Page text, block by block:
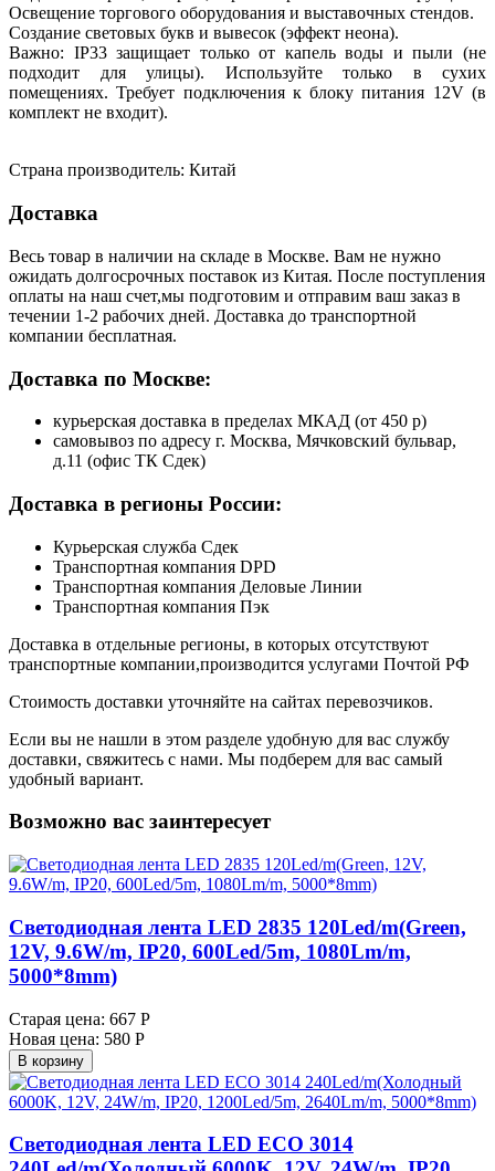
Освещение торгового оборудования и выставочных стендов.
Создание световых букв и вывесок (эффект неона).
Важно: IP33 защищает только от капель воды и пыли (не
подходит для улицы). Используйте только в сухих
помещениях. Требует подключения к блоку питания 12V (в
комплект не входит).
Страна производитель: Китай
Доставка
Весь товар в наличии на складе в Москве. Вам не нужно
ожидать долгосрочных поставок из Китая. После поступления
оплаты на наш счет,мы подготовим и отправим ваш заказ в
течении 1-2 рабочих дней. Доставка до транспортной
компании бесплатная.
Доставка по Москве:
курьерская доставка в пределах МКАД (от 450 р)
самовывоз по адресу г. Москва, Мячковский бульвар,
д.11 (офис ТК Сдек)
Доставка в регионы России:
Курьерская служба Сдек
Транспортная компания DPD
Транспортная компания Деловые Линии
Транспортная компания Пэк
Доставка в отдельные регионы, в которых отсутствуют
транспортные компании,производится услугами Почтой РФ
Стоимость доставки уточняйте на сайтах перевозчиков.
Если вы не нашли в этом разделе удобную для вас службу
доставки, свяжитесь с нами. Мы подберем для вас самый
удобный вариант.
Возможно вас заинтересует
Светодиодная лента LED 2835 120Led/m(Green,
12V, 9.6W/m, IP20, 600Led/5m, 1080Lm/m,
5000*8mm)
Старая цена: 667 Р
Новая цена: 580 Р
В корзину
Светодиодная лента LED ECO 3014